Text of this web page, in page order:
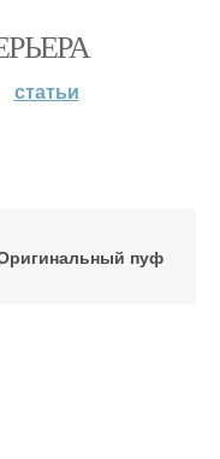
статьи
пуф